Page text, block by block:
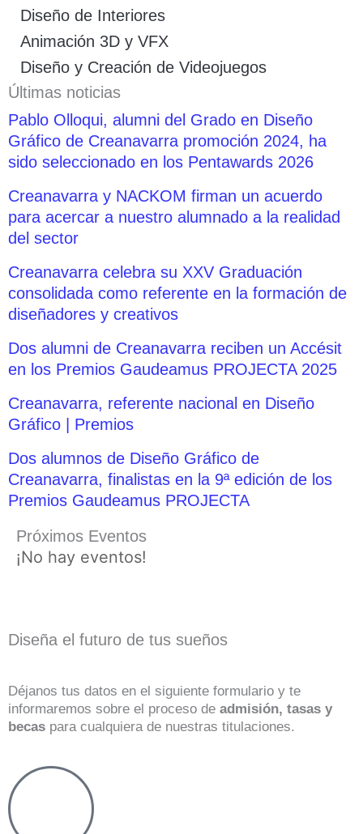
Diseño de Interiores
Animación 3D y VFX
Diseño y Creación de Videojuegos
Últimas noticias
Pablo Olloqui, alumni del Grado en Diseño
Gráfico de Creanavarra promoción 2024, ha
sido seleccionado en los Pentawards 2026
Creanavarra y NACKOM firman un acuerdo
para acercar a nuestro alumnado a la realidad
del sector
Creanavarra celebra su XXV Graduación
consolidada como referente en la formación de
diseñadores y creativos
Dos alumni de Creanavarra reciben un Accésit
en los Premios Gaudeamus PROJECTA 2025
Creanavarra, referente nacional en Diseño
Gráfico | Premios
Dos alumnos de Diseño Gráfico de
Creanavarra, finalistas en la 9ª edición de los
Premios Gaudeamus PROJECTA
Próximos Eventos
¡No hay eventos!
Diseña el futuro de tus sueños
Déjanos tus datos en el siguiente formulario y te
informaremos sobre el proceso de admisión, tasas y
becas para cualquiera de nuestras titulaciones.